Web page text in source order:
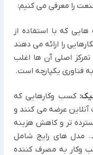
را معرفی می کنیم:
که با استفاده از
را ارائه می دهند
اصلی آن ها اغلب
فناوری یکپارچه است.
کسب وکارهایی که
آنلاین عرضه می کنند و
تر و کاهش هزینه
مدل های رایج شامل
وکار به مصرف کننده